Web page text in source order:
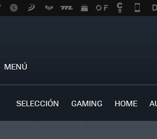
MENÚ
SELECCIÓN GAMING HOME